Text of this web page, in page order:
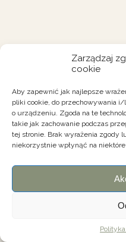
Zarządzaj
cookie
Aby zapewnić jak najlepsze
pliki cookie, do przechowywania
o urządzeniu. Zgoda na te
takie jak zachowanie podczas
tej stronie. Brak wyrażenia zgody
niekorzystnie wpłynąć na